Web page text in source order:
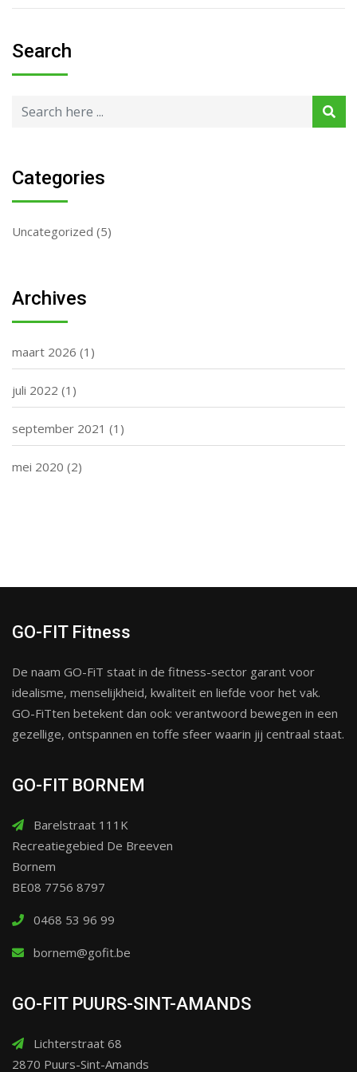
Search
Categories
Uncategorized (5)
Archives
maart 2026 (1)
juli 2022 (1)
september 2021 (1)
mei 2020 (2)
GO-FIT Fitness
De naam GO-FiT staat in de fitness-sector garant voor
idealisme, menselijkheid, kwaliteit en liefde voor het vak.
GO-FiTten betekent dan ook: verantwoord bewegen in een
gezellige, ontspannen en toffe sfeer waarin jij centraal staat.
GO-FIT BORNEM
Barelstraat 111K
Recreatiegebied De Breeven
Bornem
BE08 7756 8797
0468 53 96 99
bornem@gofit.be
GO-FIT PUURS-SINT-AMANDS
Lichterstraat 68
2870 Puurs-Sint-Amands